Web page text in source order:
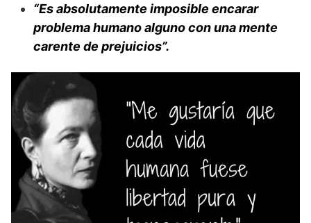
“Es absolutamente imposible encarar
problema humano alguno con una mente
carente de prejuicios”.